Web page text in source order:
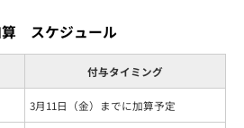
算 スケジュール
付与タイミング
3月11日（金）までに加算予定